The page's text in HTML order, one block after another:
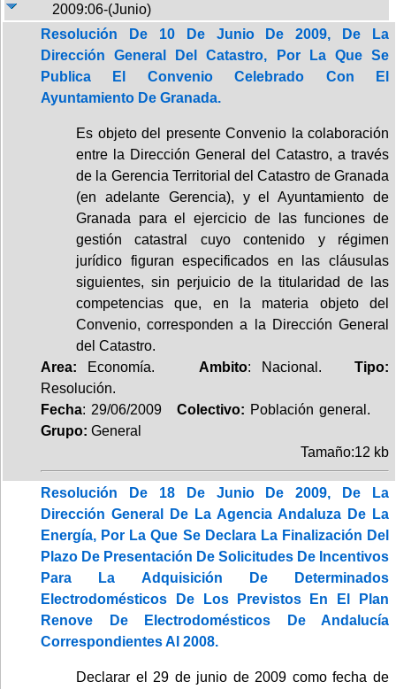
2009:06-(Junio)
Resolución De 10 De Junio De 2009, De La
Dirección General Del Catastro, Por La Que Se
Publica El Convenio Celebrado Con El
Ayuntamiento De Granada.
Es objeto del presente Convenio la colaboración
entre la Dirección General del Catastro, a través
de la Gerencia Territorial del Catastro de Granada
(en adelante Gerencia), y el Ayuntamiento de
Granada para el ejercicio de las funciones de
gestión catastral cuyo contenido y régimen
jurídico figuran especificados en las cláusulas
siguientes, sin perjuicio de la titularidad de las
competencias que, en la materia objeto del
Convenio, corresponden a la Dirección General
del Catastro.
Area: Economía. Ambito: Nacional.Tipo:
Resolución.
Fecha: 29/06/2009Colectivo: Población general.
Grupo: General
Tamaño:12 kb
Resolución De 18 De Junio De 2009, De La
Dirección General De La Agencia Andaluza De La
Energía, Por La Que Se Declara La Finalización Del
Plazo De Presentación De Solicitudes De Incentivos
Para La Adquisición De Determinados
Electrodomésticos De Los Previstos En El Plan
Renove De Electrodomésticos De Andalucía
Correspondientes Al 2008.
Declarar el 29 de junio de 2009 como fecha de